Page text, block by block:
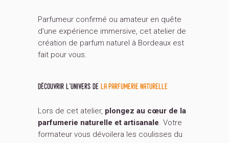
Parfumeur confirmé ou amateur en quête
d’une expérience immersive, cet atelier de
création de parfum naturel à Bordeaux est
fait pour vous.
découvrir l’univers de la parfumerie naturelle
Lors de cet atelier, plongez au cœur de la
parfumerie naturelle et artisanale. Votre
formateur vous dévoilera les coulisses du